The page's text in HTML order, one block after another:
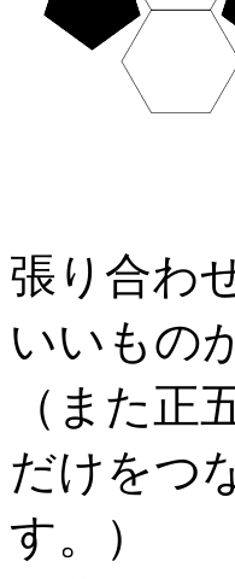
張り合わ
いいもの
（また正
だけをつ
す。）